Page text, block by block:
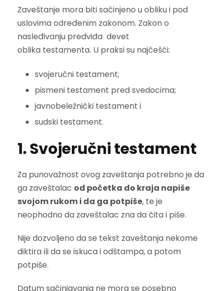
Zaveštanje mora biti sačinjeno u obliku i pod
uslovima određenim zakonom. Zakon o
nasleđivanju predviđa devet
oblika testamenta. U praksi su najčešći:
svojeručni testament;
pismeni testament pred svedocima;
javnobeležnički testament i
sudski testament.
1. Svojeručni testament
Za punovažnost ovog zaveštanja potrebno je da
ga zaveštalac od početka do kraja napiše
svojom rukom i da ga potpiše, te je
neophodno da zaveštalac zna da čita i piše.
Nije dozvoljeno da se tekst zaveštanja nekome
diktira ili da se iskuca i odštampa, a potom
potpiše.
Datum sačinjavanja ne mora se posebno